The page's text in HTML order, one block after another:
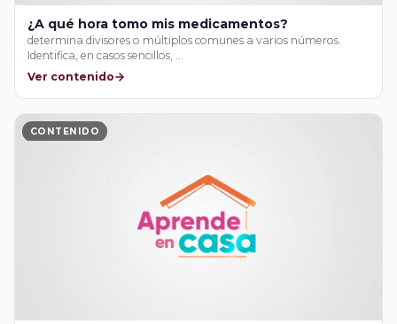
¿A qué hora tomo mis medicamentos?
determina divisores o múltiplos comunes a varios números.
Identifica, en casos sencillos, …
Ver contenido
CONTENIDO